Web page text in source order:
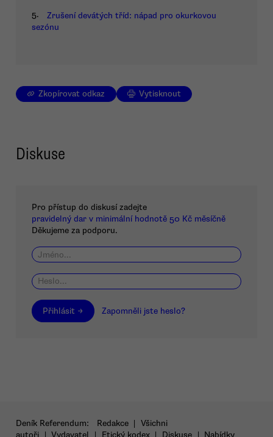
5.
Zrušení devátých tříd: nápad pro okurkovou
sezónu
Zkopírovat odkaz Vytisknout
Diskuse
Pro přístup do diskusí zadejte
pravidelný dar v minimální hodnotě 50 Kč měsíčně
Děkujeme za podporu.
Přihlásit → Zapomněli jste heslo?
Deník Referendum: Redakce | Všichni